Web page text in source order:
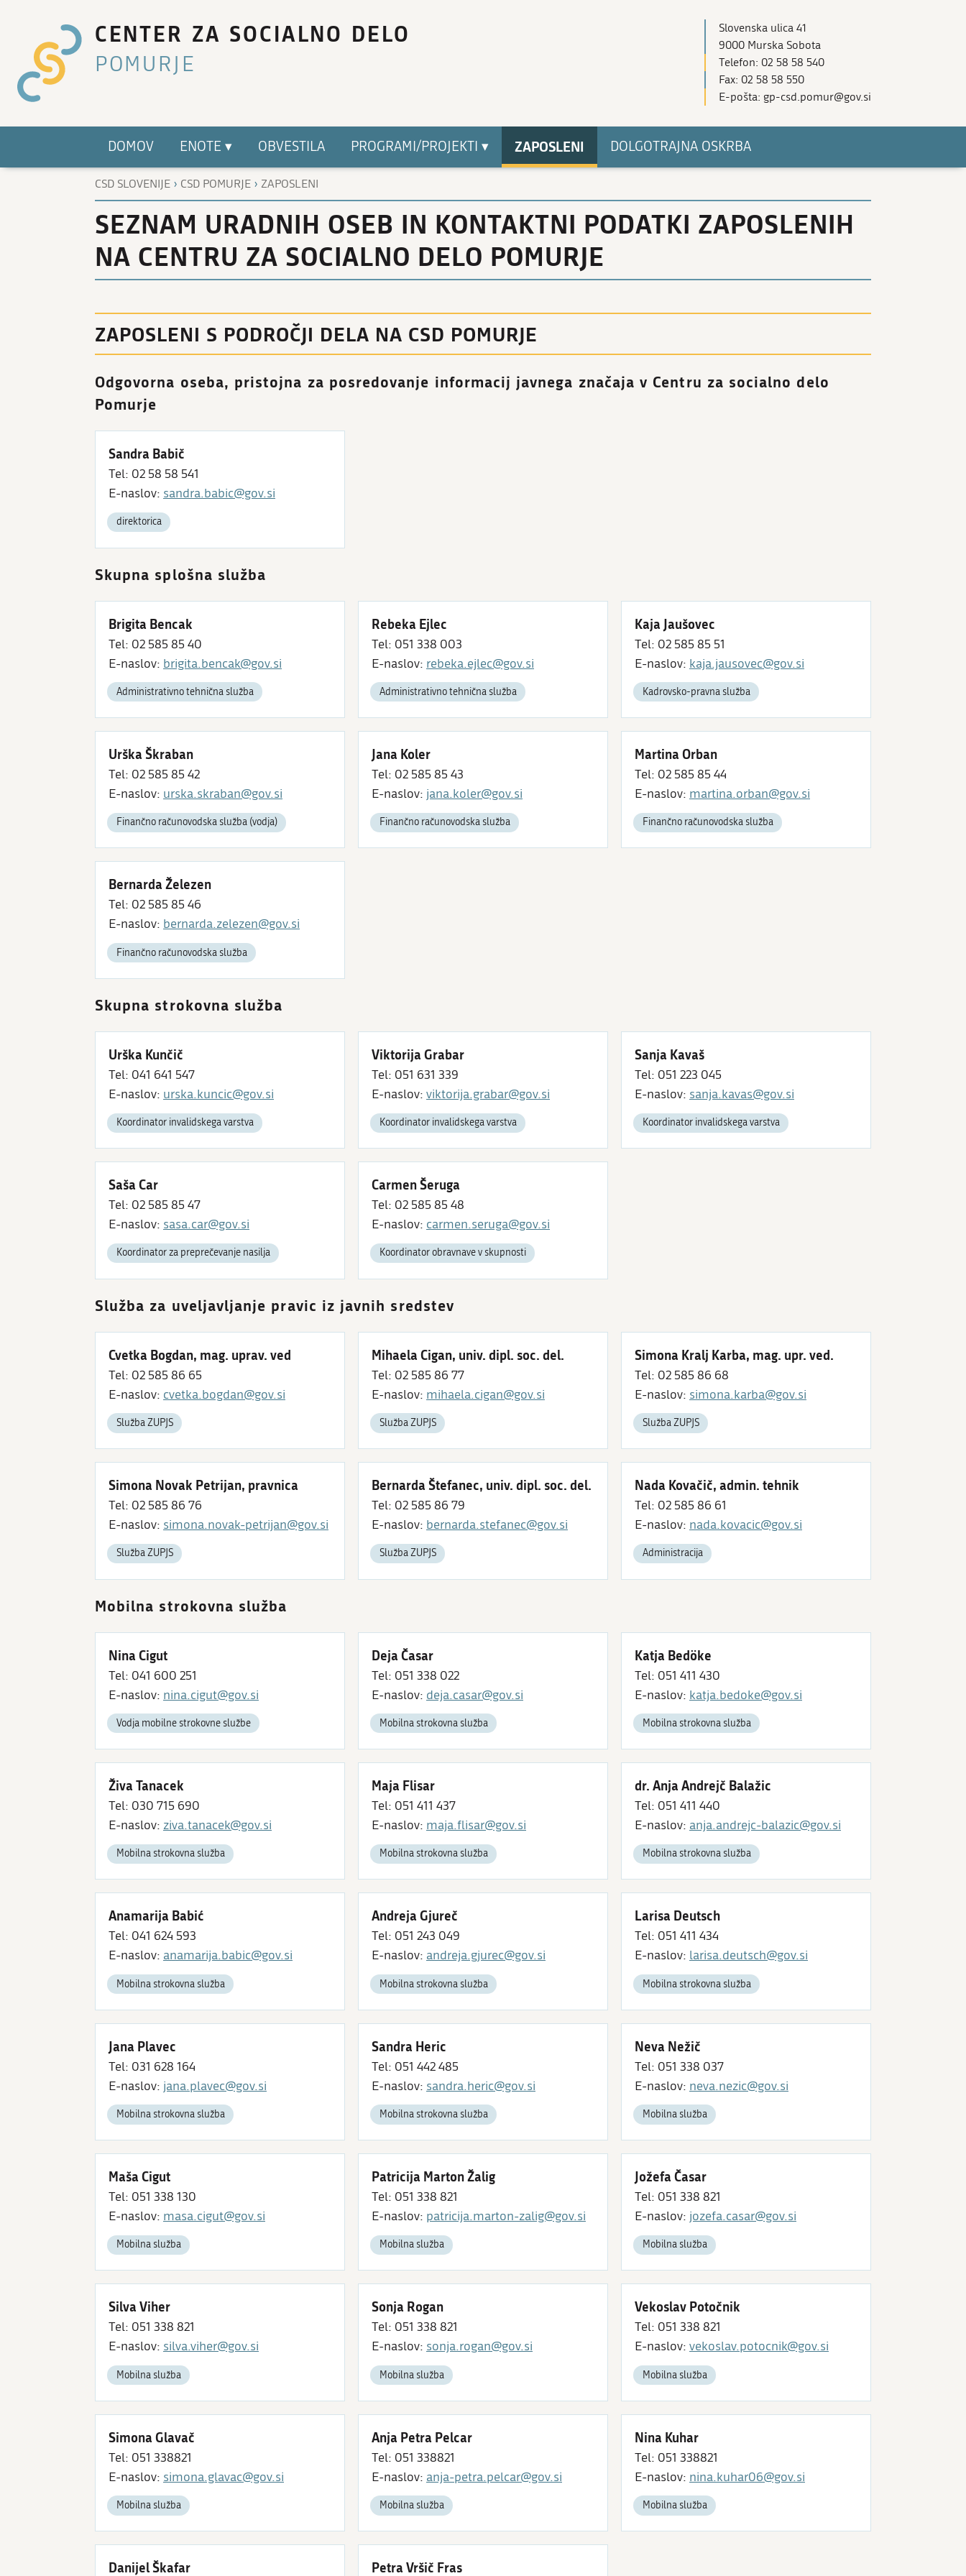
CENTER ZA SOCIALNO DELO
POMURJE
Slovenska ulica 41
9000 Murska Sobota
Telefon: 02 58 58 540
Fax: 02 58 58 550
E-pošta: gp-csd.pomur@gov.si
DOMOV ENOTE ▾ OBVESTILA PROGRAMI/PROJEKTI ▾ ZAPOSLENI DOLGOTRAJNA OSKRBA
CSD SLOVENIJE › CSD POMURJE › ZAPOSLENI
SEZNAM URADNIH OSEB IN KONTAKTNI PODATKI ZAPOSLENIH
NA CENTRU ZA SOCIALNO DELO POMURJE
ZAPOSLENI S PODROČJI DELA NA CSD POMURJE
Odgovorna oseba, pristojna za posredovanje informacij javnega značaja v Centru za socialno delo
Pomurje
Sandra Babič
Tel: 02 58 58 541
E-naslov: sandra.babic@gov.si
direktorica
Skupna splošna služba
Brigita Bencak
Tel: 02 585 85 40
E-naslov: brigita.bencak@gov.si
Administrativno tehnična služba
Rebeka Ejlec
Tel: 051 338 003
E-naslov: rebeka.ejlec@gov.si
Administrativno tehnična služba
Kaja Jaušovec
Tel: 02 585 85 51
E-naslov: kaja.jausovec@gov.si
Kadrovsko-pravna služba
Urška Škraban
Tel: 02 585 85 42
E-naslov: urska.skraban@gov.si
Finančno računovodska služba (vodja)
Jana Koler
Tel: 02 585 85 43
E-naslov: jana.koler@gov.si
Finančno računovodska služba
Martina Orban
Tel: 02 585 85 44
E-naslov: martina.orban@gov.si
Finančno računovodska služba
Bernarda Železen
Tel: 02 585 85 46
E-naslov: bernarda.zelezen@gov.si
Finančno računovodska služba
Skupna strokovna služba
Urška Kunčič
Tel: 041 641 547
E-naslov: urska.kuncic@gov.si
Koordinator invalidskega varstva
Viktorija Grabar
Tel: 051 631 339
E-naslov: viktorija.grabar@gov.si
Koordinator invalidskega varstva
Sanja Kavaš
Tel: 051 223 045
E-naslov: sanja.kavas@gov.si
Koordinator invalidskega varstva
Saša Car
Tel: 02 585 85 47
E-naslov: sasa.car@gov.si
Koordinator za preprečevanje nasilja
Carmen Šeruga
Tel: 02 585 85 48
E-naslov: carmen.seruga@gov.si
Koordinator obravnave v skupnosti
Služba za uveljavljanje pravic iz javnih sredstev
Cvetka Bogdan, mag. uprav. ved
Tel: 02 585 86 65
E-naslov: cvetka.bogdan@gov.si
Služba ZUPJS
Mihaela Cigan, univ. dipl. soc. del.
Tel: 02 585 86 77
E-naslov: mihaela.cigan@gov.si
Služba ZUPJS
Simona Kralj Karba, mag. upr. ved.
Tel: 02 585 86 68
E-naslov: simona.karba@gov.si
Služba ZUPJS
Simona Novak Petrijan, pravnica
Tel: 02 585 86 76
E-naslov: simona.novak-petrijan@gov.si
Služba ZUPJS
Bernarda Štefanec, univ. dipl. soc. del.
Tel: 02 585 86 79
E-naslov: bernarda.stefanec@gov.si
Služba ZUPJS
Nada Kovačič, admin. tehnik
Tel: 02 585 86 61
E-naslov: nada.kovacic@gov.si
Administracija
Mobilna strokovna služba
Nina Cigut
Tel: 041 600 251
E-naslov: nina.cigut@gov.si
Vodja mobilne strokovne službe
Deja Časar
Tel: 051 338 022
E-naslov: deja.casar@gov.si
Mobilna strokovna služba
Katja Bedöke
Tel: 051 411 430
E-naslov: katja.bedoke@gov.si
Mobilna strokovna služba
Živa Tanacek
Tel: 030 715 690
E-naslov: ziva.tanacek@gov.si
Mobilna strokovna služba
Maja Flisar
Tel: 051 411 437
E-naslov: maja.flisar@gov.si
Mobilna strokovna služba
dr. Anja Andrejč Balažic
Tel: 051 411 440
E-naslov: anja.andrejc-balazic@gov.si
Mobilna strokovna služba
Anamarija Babić
Tel: 041 624 593
E-naslov: anamarija.babic@gov.si
Mobilna strokovna služba
Andreja Gjureč
Tel: 051 243 049
E-naslov: andreja.gjurec@gov.si
Mobilna strokovna služba
Larisa Deutsch
Tel: 051 411 434
E-naslov: larisa.deutsch@gov.si
Mobilna strokovna služba
Jana Plavec
Tel: 031 628 164
E-naslov: jana.plavec@gov.si
Mobilna strokovna služba
Sandra Heric
Tel: 051 442 485
E-naslov: sandra.heric@gov.si
Mobilna strokovna služba
Neva Nežič
Tel: 051 338 037
E-naslov: neva.nezic@gov.si
Mobilna služba
Maša Cigut
Tel: 051 338 130
E-naslov: masa.cigut@gov.si
Mobilna služba
Patricija Marton Žalig
Tel: 051 338 821
E-naslov: patricija.marton-zalig@gov.si
Mobilna služba
Jožefa Časar
Tel: 051 338 821
E-naslov: jozefa.casar@gov.si
Mobilna služba
Silva Viher
Tel: 051 338 821
E-naslov: silva.viher@gov.si
Mobilna služba
Sonja Rogan
Tel: 051 338 821
E-naslov: sonja.rogan@gov.si
Mobilna služba
Vekoslav Potočnik
Tel: 051 338 821
E-naslov: vekoslav.potocnik@gov.si
Mobilna služba
Simona Glavač
Tel: 051 338821
E-naslov: simona.glavac@gov.si
Mobilna služba
Anja Petra Pelcar
Tel: 051 338821
E-naslov: anja-petra.pelcar@gov.si
Mobilna služba
Nina Kuhar
Tel: 051 338821
E-naslov: nina.kuhar06@gov.si
Mobilna služba
Danijel Škafar Petra Vršič Fras